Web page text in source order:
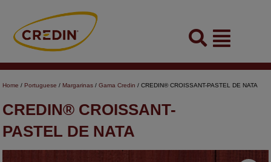
content
Flyout
Menu
Home / Portuguese / Margarinas / Gama Credin / CREDIN® CROISSANT-PASTEL DE NATA
CREDIN® CROISSANT-
PASTEL DE NATA